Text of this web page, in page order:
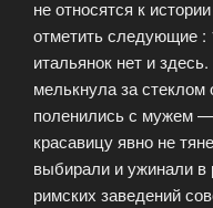
не относятся к
отметить следующие :
итальянок нет и
мелькнула за стеклом
поленились с мужем —
красавицу явно не
выбирали и ужинали в
римских заведений